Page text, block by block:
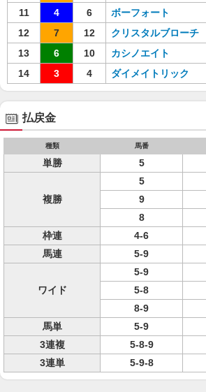
11
4 6 ボーフォート
12
7 12 クリスタルブローチ
13
6 10 カシノエイト
14
3 4 ダイメイトリック
払戻金
種類 馬番
単勝 5
複勝
5
9
8
枠連
4-6
馬連
5-9
ワイド
5-9
5-8
8-9
馬単
5-9
3連複
5-8-9
3連単
5-9-8